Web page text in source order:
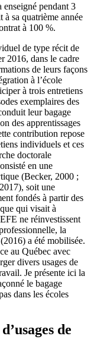
pendant 3
à sa quatrième année
à 100 %.
de type récit de
2016, dans le cadre
de leurs façons
à l’école
à trois entretiens
exemplaires des
leur bagage
des apprentissages
contribution repose
individuels et ces
doctorale
en une
(Becker, 2000 ;
soit une
fondés à partir des
qui visait à
ne réinvestissent
la
a été mobilisée.
au Québec avec
divers usages de
Je présente ici la
le bagage
dans les écoles
de